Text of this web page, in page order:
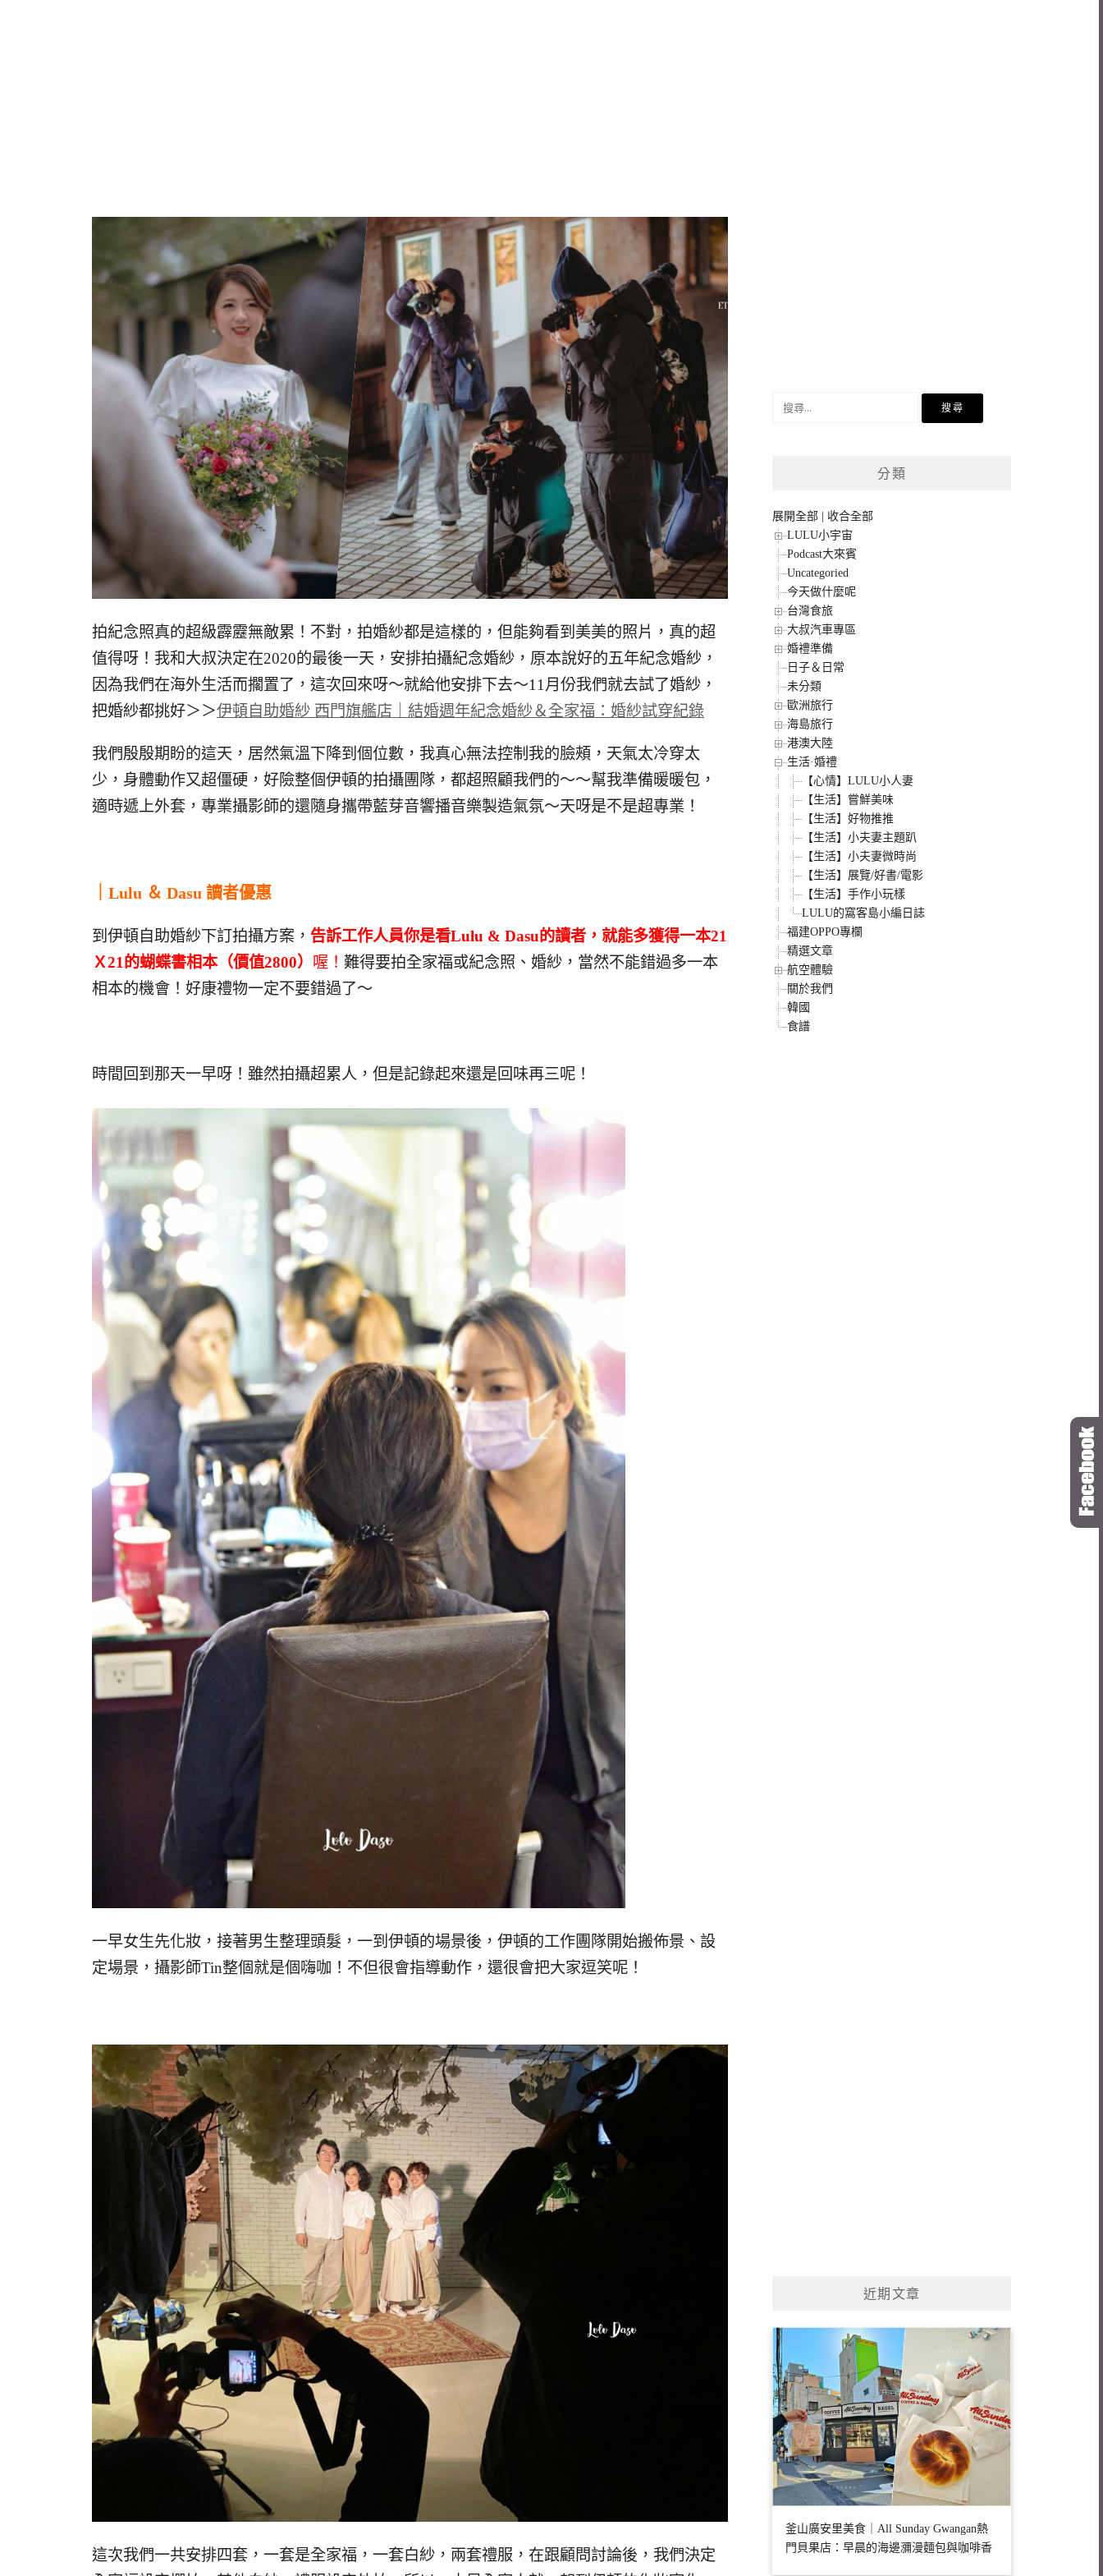
拍紀念照真的超級霹靂無敵累！不對，拍婚紗都是這樣的，但能夠看到美美的照片，真的超
值得呀！我和大叔決定在2020的最後一天，安排拍攝紀念婚紗，原本說好的五年紀念婚紗，
因為我們在海外生活而擱置了，這次回來呀～就給他安排下去～11月份我們就去試了婚紗，
把婚紗都挑好＞＞伊頓自助婚紗 西門旗艦店｜結婚週年紀念婚紗＆全家福：婚紗試穿紀錄
我們殷殷期盼的這天，居然氣溫下降到個位數，我真心無法控制我的臉頰，天氣太冷穿太
少，身體動作又超僵硬，好險整個伊頓的拍攝團隊，都超照顧我們的～～幫我準備暖暖包，
適時遞上外套，專業攝影師的還隨身攜帶藍芽音響播音樂製造氣氛～天呀是不是超專業！
｜Lulu ＆ Dasu 讀者優惠
到伊頓自助婚紗下訂拍攝方案， 告訴工作人員你是看Lulu & Dasu的讀者，就能多獲得一本21
Ｘ21的蝴蝶書相本（價值2800） 喔！ 難得要拍全家福或紀念照、婚紗，當然不能錯過多一本
相本的機會！好康禮物一定不要錯過了～
時間回到那天一早呀！雖然拍攝超累人，但是記錄起來還是回味再三呢！
一早女生先化妝，接著男生整理頭髮，一到伊頓的場景後，伊頓的工作團隊開始搬佈景、設
定場景，攝影師Tin整個就是個嗨咖！不但很會指導動作，還很會把大家逗笑呢！
這次我們一共安排四套，一套是全家福，一套白紗，兩套禮服，在跟顧問討論後，我們決定
分類
展開全部
收合全部
LULU小宇宙
Podcast大來賓
Uncategoried
今天做什麼呢
台灣食旅
大叔汽車專區
婚禮準備
日子＆日常
未分類
歐洲旅行
海島旅行
港澳大陸
生活·婚禮
【心情】LULU小人妻
【生活】嘗鮮美味
【生活】好物推推
【生活】小夫妻主題趴
【生活】小夫妻微時尚
【生活】展覽/好書/電影
【生活】手作小玩樣
LULU的窩客島小編日誌
福建OPPO專欄
精選文章
航空體驗
關於我們
韓國
食譜
近期文章
釜山廣安里美食｜All Sunday Gwangan熱
門貝果店：早晨的海邊瀰漫麵包與咖啡香